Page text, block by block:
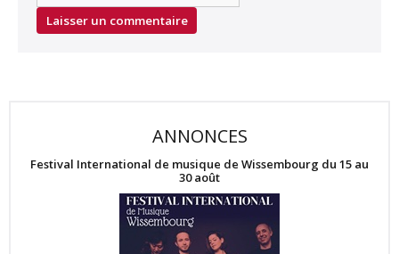
ANNONCES
Festival International de musique de Wissembourg du 15 au
30 août